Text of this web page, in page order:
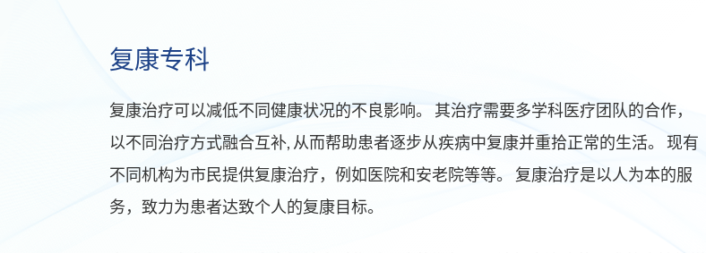
复康专科
复康治疗可以减低不同健康状况的不良影响。 其治疗需要多学科医疗团队的合作，
以不同治疗方式融合互补, 从而帮助患者逐步从疾病中复康并重拾正常的生活。 现有
不同机构为市民提供复康治疗，例如医院和安老院等等。 复康治疗是以人为本的服
务，致力为患者达致个人的复康目标。